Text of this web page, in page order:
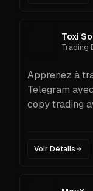
Toxi
Trading
Apprenez à
Telegram
copy trading
cashback de
Voir Détails